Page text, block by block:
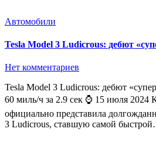
Автомобили
Tesla Model 3 Ludicrous: дебют
Нет комментариев
Tesla Model 3 Ludicrous: дебют «суперверсии» с разгоном до
60 миль/ч за 2.9 сек ⌚ 15 июля 2024
официально представила
3 Ludicrous, ставшую самой